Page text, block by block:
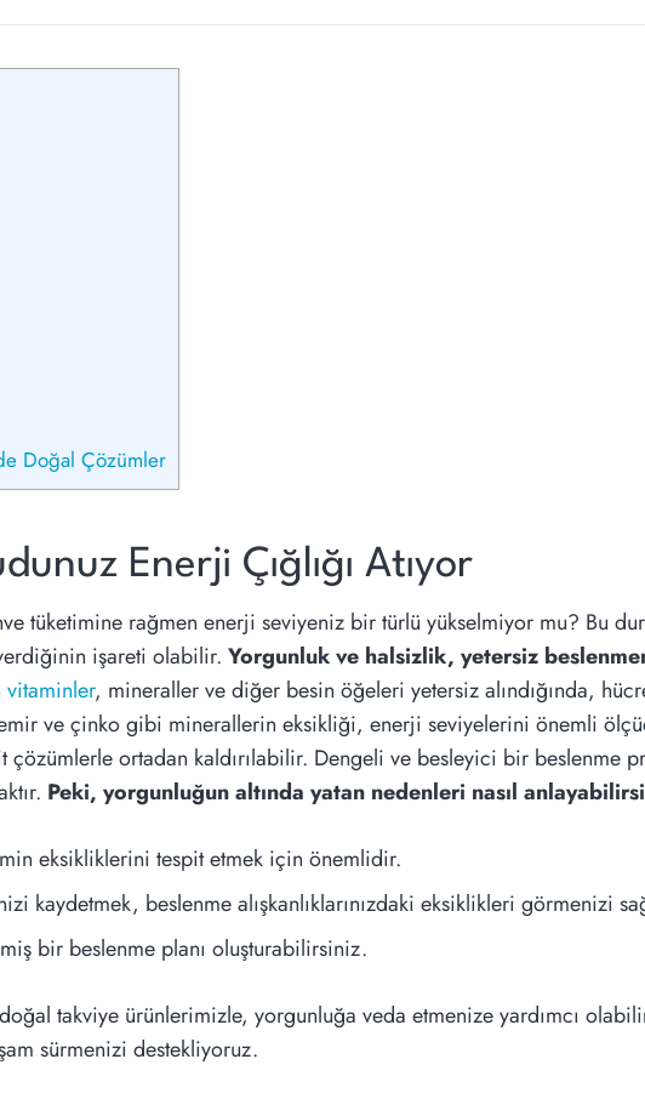
Doğal Çözümler
Enerji Çığlığı Atıyor
tüketimine rağmen enerji seviyeniz bir türlü yükselmiyor mu? Bu
işareti olabilir. Yorgunluk ve halsizlik, yetersiz
vitaminler, mineraller ve diğer besin öğeleri yetersiz alındığında,
ve çinko gibi minerallerin eksikliği, enerji seviyelerini önemli
çözümlerle ortadan kaldırılabilir. Dengeli ve besleyici bir beslenme
Peki, yorgunluğun altında yatan nedenleri nasıl
eksikliklerini tespit etmek için önemlidir.
kaydetmek, beslenme alışkanlıklarınızdaki eksiklikleri görmenizi
bir beslenme planı oluşturabilirsiniz.
takviye ürünlerimizle, yorgunluğa veda etmenize yardımcı
sürmenizi destekliyoruz.